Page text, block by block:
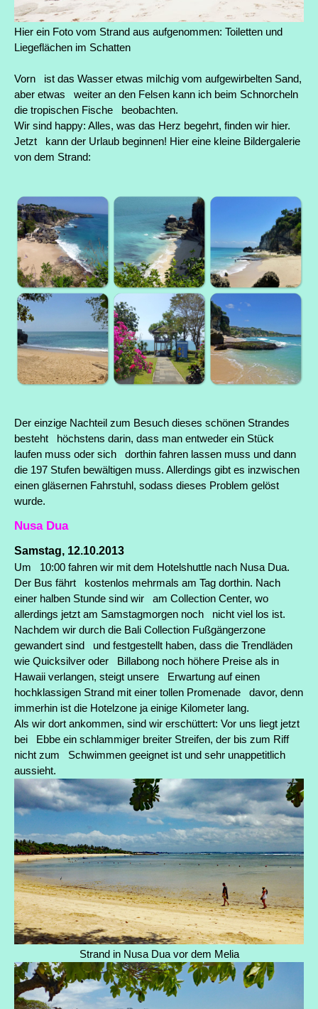
Hier ein Foto vom Strand aus aufgenommen: Toiletten und
Liegeflächen im Schatten
Vorn ist das Wasser etwas milchig vom aufgewirbelten Sand,
aber etwas weiter an den Felsen kann ich beim Schnorcheln
die tropischen Fische beobachten.
Wir sind happy: Alles, was das Herz begehrt, finden wir hier.
Jetzt kann der Urlaub beginnen! Hier eine kleine Bildergalerie
von dem Strand:
Der einzige Nachteil zum Besuch dieses schönen Strandes
besteht höchstens darin, dass man entweder ein Stück
laufen muss oder sich dorthin fahren lassen muss und dann
die 197 Stufen bewältigen muss. Allerdings gibt es inzwischen
einen gläsernen Fahrstuhl, sodass dieses Problem gelöst
wurde.
Nusa Dua
Samstag, 12.10.2013
Um 10:00 fahren wir mit dem Hotelshuttle nach Nusa Dua.
Der Bus fährt kostenlos mehrmals am Tag dorthin. Nach
einer halben Stunde sind wir am Collection Center, wo
allerdings jetzt am Samstagmorgen noch nicht viel los ist.
Nachdem wir durch die Bali Collection Fußgängerzone
gewandert sind und festgestellt haben, dass die Trendläden
wie Quicksilver oder Billabong noch höhere Preise als in
Hawaii verlangen, steigt unsere Erwartung auf einen
hochklassigen Strand mit einer tollen Promenade davor, denn
immerhin ist die Hotelzone ja einige Kilometer lang.
Als wir dort ankommen, sind wir erschüttert: Vor uns liegt jetzt
bei Ebbe ein schlammiger breiter Streifen, der bis zum Riff
nicht zum Schwimmen geeignet ist und sehr unappetitlich
aussieht.
Strand in Nusa Dua vor dem Melia